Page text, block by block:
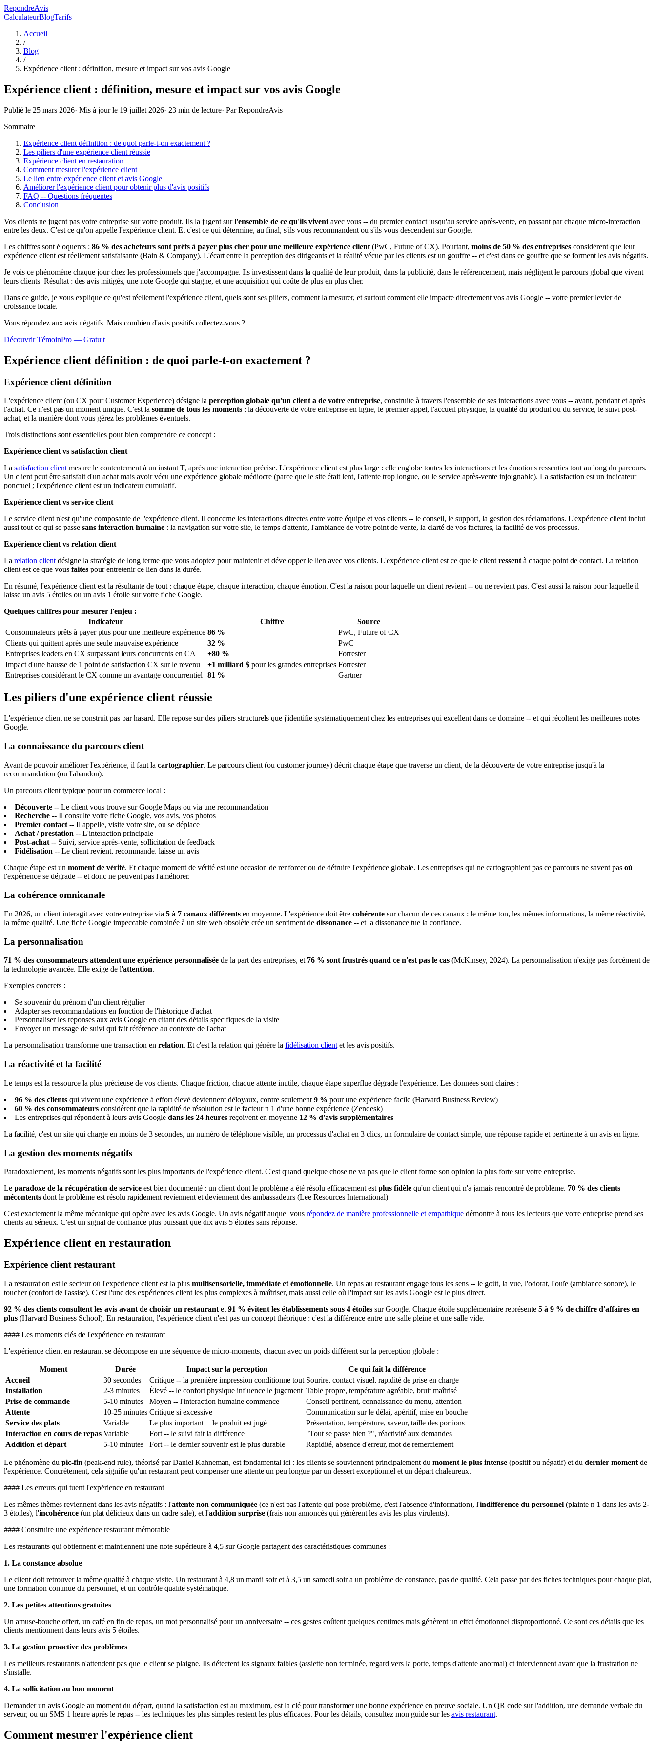
RepondreAvis
CalculateurBlogTarifs
Accueil
/
Blog
/
Expérience client : définition, mesure et impact sur vos avis Google
Expérience client : définition, mesure et impact sur vos avis Google
Publié le 25 mars 2026· Mis à jour le 19 juillet 2026· 23 min de lecture· ParRepondreAvis
Sommaire
Expérience client définition : de quoi parle-t-on exactement ?
Les piliers d'une expérience client réussie
Expérience client en restauration
Comment mesurer l'expérience client
Le lien entre expérience client et avis Google
Améliorer l'expérience client pour obtenir plus d'avis positifs
FAQ -- Questions fréquentes
Conclusion
Vos clients ne jugent pas votre entreprise sur votre produit. Ils la jugent surl'ensemble de ce qu'ils vivent avec vous -- du premier contact jusqu'au service après-vente, en passant par chaque micro-interaction
entre les deux. C'est ce qu'on appelle l'expérience client. Et c'est ce qui détermine, au final, s'ils vous recommandent ou s'ils vous descendent sur Google.
Les chiffres sont éloquents : 86 % des acheteurs sont prêts à payer plus cher pour une meilleure expérience client (PwC, Future of CX). Pourtant, moins de 50 % des entreprises considèrent que leur
expérience client est réellement satisfaisante (Bain & Company). L'écart entre la perception des dirigeants et la réalité vécue par les clients est un gouffre -- et c'est dans ce gouffre que se forment les avis négatifs.
Je vois ce phénomène chaque jour chez les professionnels que j'accompagne. Ils investissent dans la qualité de leur produit, dans la publicité, dans le référencement, mais négligent le parcours global que vivent
leurs clients. Résultat : des avis mitigés, une note Google qui stagne, et une acquisition qui coûte de plus en plus cher.
Dans ce guide, je vous explique ce qu'est réellement l'expérience client, quels sont ses piliers, comment la mesurer, et surtout comment elle impacte directement vos avis Google -- votre premier levier de
croissance locale.
Vous répondez aux avis négatifs. Mais combien d'avis positifs collectez-vous ?
Découvrir TémoinPro — Gratuit
Expérience client définition : de quoi parle-t-on exactement ?
Expérience client définition
L'expérience client (ou CX pour Customer Experience) désigne la perception globale qu'un client a de votre entreprise, construite à travers l'ensemble de ses interactions avec vous -- avant, pendant et après
l'achat. Ce n'est pas un moment unique. C'est la somme de tous les moments : la découverte de votre entreprise en ligne, le premier appel, l'accueil physique, la qualité du produit ou du service, le suivi post-
achat, et la manière dont vous gérez les problèmes éventuels.
Trois distinctions sont essentielles pour bien comprendre ce concept :
Expérience client vs satisfaction client
La satisfaction client mesure le contentement à un instant T, après une interaction précise. L'expérience client est plus large : elle englobe toutes les interactions et les émotions ressenties tout au long du parcours.
Un client peut être satisfait d'un achat mais avoir vécu une expérience globale médiocre (parce que le site était lent, l'attente trop longue, ou le service après-vente injoignable). La satisfaction est un indicateur
ponctuel ; l'expérience client est un indicateur cumulatif.
Expérience client vs service client
Le service client n'est qu'une composante de l'expérience client. Il concerne les interactions directes entre votre équipe et vos clients -- le conseil, le support, la gestion des réclamations. L'expérience client inclut
aussi tout ce qui se passe sans interaction humaine : la navigation sur votre site, le temps d'attente, l'ambiance de votre point de vente, la clarté de vos factures, la facilité de vos processus.
Expérience client vs relation client
La relation client désigne la stratégie de long terme que vous adoptez pour maintenir et développer le lien avec vos clients. L'expérience client est ce que le client ressent à chaque point de contact. La relation
client est ce que vous faites pour entretenir ce lien dans la durée.
En résumé, l'expérience client est la résultante de tout : chaque étape, chaque interaction, chaque émotion. C'est la raison pour laquelle un client revient -- ou ne revient pas. C'est aussi la raison pour laquelle il
laisse un avis 5 étoiles ou un avis 1 étoile sur votre fiche Google.
Quelques chiffres pour mesurer l'enjeu :
Indicateur
Chiffre
Source
Consommateurs prêts à payer plus pour une meilleure expérience 86 %
PwC, Future of CX
Clients qui quittent après une seule mauvaise expérience
32 %
PwC
Entreprises leaders en CX surpassant leurs concurrents en CA
+80 %
Forrester
Impact d'une hausse de 1 point de satisfaction CX sur le revenu
+1 milliard $ pour les grandes entreprises Forrester
Entreprises considérant le CX comme un avantage concurrentiel
81 % Gartner
Les piliers d'une expérience client réussie
L'expérience client ne se construit pas par hasard. Elle repose sur des piliers structurels que j'identifie systématiquement chez les entreprises qui excellent dans ce domaine -- et qui récoltent les meilleures notes
Google.
La connaissance du parcours client
Avant de pouvoir améliorer l'expérience, il faut la cartographier. Le parcours client (ou customer journey) décrit chaque étape que traverse un client, de la découverte de votre entreprise jusqu'à la
recommandation (ou l'abandon).
Un parcours client typique pour un commerce local :
Découverte -- Le client vous trouve sur Google Maps ou via une recommandation
Recherche -- Il consulte votre fiche Google, vos avis, vos photos
Premier contact -- Il appelle, visite votre site, ou se déplace
Achat / prestation -- L'interaction principale
Post-achat -- Suivi, service après-vente, sollicitation de feedback
Fidélisation -- Le client revient, recommande, laisse un avis
Chaque étape est un moment de vérité. Et chaque moment de vérité est une occasion de renforcer ou de détruire l'expérience globale. Les entreprises qui ne cartographient pas ce parcours ne savent pas où
l'expérience se dégrade -- et donc ne peuvent pas l'améliorer.
La cohérence omnicanale
En 2026, un client interagit avec votre entreprise via 5 à 7 canaux différents en moyenne. L'expérience doit être cohérente sur chacun de ces canaux : le même ton, les mêmes informations, la même réactivité,
la même qualité. Une fiche Google impeccable combinée à un site web obsolète crée un sentiment de dissonance -- et la dissonance tue la confiance.
La personnalisation
71 % des consommateurs attendent une expérience personnalisée de la part des entreprises, et 76 % sont frustrés quand ce n'est pas le cas (McKinsey, 2024). La personnalisation n'exige pas forcément de
la technologie avancée. Elle exige de l'attention.
Exemples concrets :
Se souvenir du prénom d'un client régulier
Adapter ses recommandations en fonction de l'historique d'achat
Personnaliser les réponses aux avis Google en citant des détails spécifiques de la visite
Envoyer un message de suivi qui fait référence au contexte de l'achat
La personnalisation transforme une transaction en relation. Et c'est la relation qui génère la fidélisation clientet les avis positifs.
La réactivité et la facilité
Le temps est la ressource la plus précieuse de vos clients. Chaque friction, chaque attente inutile, chaque étape superflue dégrade l'expérience. Les données sont claires :
96 % des clients qui vivent une expérience à effort élevé deviennent déloyaux, contre seulement 9 % pour une expérience facile (Harvard Business Review)
60 % des consommateurs considèrent que la rapidité de résolution est le facteur n 1 d'une bonne expérience (Zendesk)
Les entreprises qui répondent à leurs avis Google dans les 24 heures reçoivent en moyenne 12 % d'avis supplémentaires
La facilité, c'est un site qui charge en moins de 3 secondes, un numéro de téléphone visible, un processus d'achat en 3 clics, un formulaire de contact simple, une réponse rapide et pertinente à un avis en ligne.
La gestion des moments négatifs
Paradoxalement, les moments négatifs sont les plus importants de l'expérience client. C'est quand quelque chose ne va pas que le client forme son opinion la plus forte sur votre entreprise.
Le paradoxe de la récupération de service est bien documenté : un client dont le problème a été résolu efficacement est plus fidèle qu'un client qui n'a jamais rencontré de problème. 70 % des clients
mécontents dont le problème est résolu rapidement reviennent et deviennent des ambassadeurs (Lee Resources International).
C'est exactement la même mécanique qui opère avec les avis Google. Un avis négatif auquel vous répondez de manière professionnelle et empathique démontre à tous les lecteurs que votre entreprise prend ses
clients au sérieux. C'est un signal de confiance plus puissant que dix avis 5 étoiles sans réponse.
Expérience client en restauration
Expérience client restaurant
La restauration est le secteur où l'expérience client est la plus multisensorielle, immédiate et émotionnelle. Un repas au restaurant engage tous les sens -- le goût, la vue, l'odorat, l'ouïe (ambiance sonore), le
toucher (confort de l'assise). C'est l'une des expériences client les plus complexes à maîtriser, mais aussi celle où l'impact sur les avis Google est le plus direct.
92 % des clients consultent les avis avant de choisir un restaurant et 91 % évitent les établissements sous 4 étoiles sur Google. Chaque étoile supplémentaire représente 5 à 9 % de chiffre d'affaires en
plus (Harvard Business School). En restauration, l'expérience client n'est pas un concept théorique : c'est la différence entre une salle pleine et une salle vide.
#### Les moments clés de l'expérience en restaurant
L'expérience client en restaurant se décompose en une séquence de micro-moments, chacun avec un poids différent sur la perception globale :
Moment Durée Impact sur la perception
Ce qui fait la différence
Accueil
30 secondes Critique -- la première impression conditionne tout Sourire, contact visuel, rapidité de prise en charge
Installation
2-3 minutes Élevé -- le confort physique influence le jugement Table propre, température agréable, bruit maîtrisé
Prise de commande
5-10 minutes Moyen -- l'interaction humaine commence
Conseil pertinent, connaissance du menu, attention
Attente
10-25 minutes Critique si excessive
Communication sur le délai, apéritif, mise en bouche
Service des plats
Variable Le plus important -- le produit est jugé
Présentation, température, saveur, taille des portions
Interaction en cours de repas Variable Fort -- le suivi fait la différence
"Tout se passe bien ?", réactivité aux demandes
Addition et départ
5-10 minutes Fort -- le dernier souvenir est le plus durable Rapidité, absence d'erreur, mot de remerciement
Le phénomène du pic-fin (peak-end rule), théorisé par Daniel Kahneman, est fondamental ici : les clients se souviennent principalement du moment le plus intense (positif ou négatif) et du dernier moment de
l'expérience. Concrètement, cela signifie qu'un restaurant peut compenser une attente un peu longue par un dessert exceptionnel et un départ chaleureux.
#### Les erreurs qui tuent l'expérience en restaurant
Les mêmes thèmes reviennent dans les avis négatifs : l'attente non communiquée (ce n'est pas l'attente qui pose problème, c'est l'absence d'information), l'indifférence du personnel (plainte n 1 dans les avis 2-
3 étoiles), l'incohérence (un plat délicieux dans un cadre sale), et l'addition surprise (frais non annoncés qui génèrent les avis les plus virulents).
#### Construire une expérience restaurant mémorable
Les restaurants qui obtiennent et maintiennent une note supérieure à 4,5 sur Google partagent des caractéristiques communes :
1. La constance absolue
Le client doit retrouver la même qualité à chaque visite. Un restaurant à 4,8 un mardi soir et à 3,5 un samedi soir a un problème de constance, pas de qualité. Cela passe par des fiches techniques pour chaque plat,
une formation continue du personnel, et un contrôle qualité systématique.
2. Les petites attentions gratuites
Un amuse-bouche offert, un café en fin de repas, un mot personnalisé pour un anniversaire -- ces gestes coûtent quelques centimes mais génèrent un effet émotionnel disproportionné. Ce sont ces détails que les
clients mentionnent dans leurs avis 5 étoiles.
3. La gestion proactive des problèmes
Les meilleurs restaurants n'attendent pas que le client se plaigne. Ils détectent les signaux faibles (assiette non terminée, regard vers la porte, temps d'attente anormal) et interviennent avant que la frustration ne
s'installe.
4. La sollicitation au bon moment
Demander un avis Google au moment du départ, quand la satisfaction est au maximum, est la clé pour transformer une bonne expérience en preuve sociale. Un QR code sur l'addition, une demande verbale du
serveur, ou un SMS 1 heure après le repas -- les techniques les plus simples restent les plus efficaces. Pour les détails, consultez mon guide sur les avis restaurant.
Comment mesurer l'expérience client